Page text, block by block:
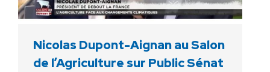
Nicolas Dupont-Aignan au Salon
de l’Agriculture sur Public Sénat